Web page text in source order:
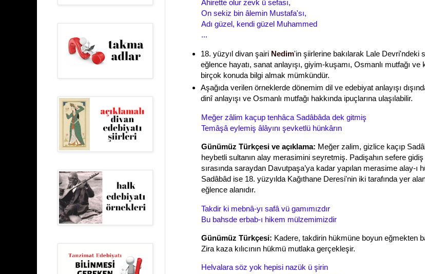
Ahirette olur zevk ü sefası,
On sekiz bin âlemin Mustafa'sı,
Adı güzel, kendi güzel Muhammed
...
18. yüzyıl divan şairi Nedim'in şiirlerine bakılarak Lale Devri'ndeki
eğlence hayatı, sanat anlayışı, giyim-kuşamı, Osmanlı mutfağı ve
birçok konuda bilgi almak mümkündür.
Aşağıda verilen örneklerde dönemim dil ve edebiyat anlayışı
dinî anlayışı ve Osmanlı mutfağı hakkında ipuçlarına ulaşılabilir.
Meğer zâlim kaçup tenhâca Sadâbâda dek gitmiş
Temâşâ eylemiş âlâyını şevketlü hünkârın
Günümüz Türkçesi ve açıklama: Meğer zalim, gizlice kaçıp
heybetli sultanın alay merasimini seyretmiş. Padişahın sefere
sırasında saraydan Davutpaşa’ya kadar yapılan merasime alay-ı
Sadâbâd ise 18. yüzyılda Kağıthane Deresi'nin iki tarafında yer
eğlence alanıdır.
Takdir ki mebnâ-yı safâ vü gamımızdır
Bu bahsde erbab-ı hikem mülzemimizdir
Günümüz Türkçesi: Kadere, takdirin hükmüne boyun eğmekten
Zira kaza kılıcının hükmü mutlaka gerçekleşir.
Helvalara söz yok hepisi nazük ü şirin